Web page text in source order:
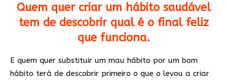
Quem quer criar um hábito saudável
tem de descobrir qual é o final feliz
que funciona.
E quem quer substituir um mau hábito por um bom
hábito terá de descobrir primeiro o que o levou a criar